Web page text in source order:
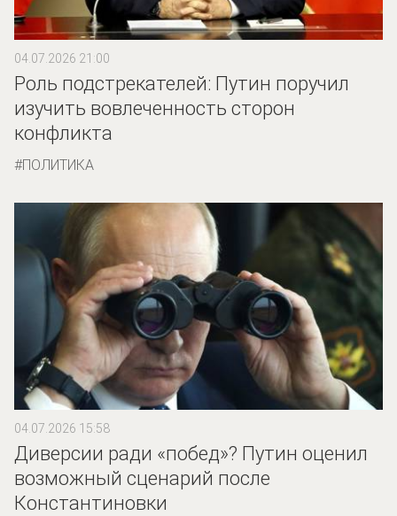
04.07.2026 21:00
Роль подстрекателей: Путин поручил
изучить вовлеченность сторон
конфликта
ПОЛИТИКА
04.07.2026 15:58
Диверсии ради «побед»? Путин оценил
возможный сценарий после
Константиновки